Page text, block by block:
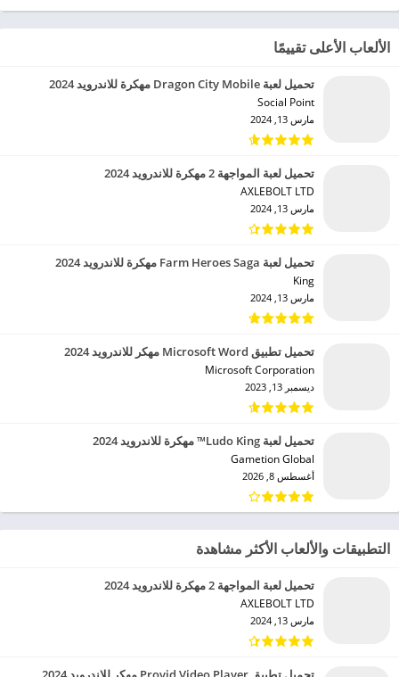
الألعاب الأعلى تقييمًا
تحميل لعبة Dragon City Mobile مهكرة للاندرويد 2024
Social Point‏
مارس 13, 2024
تحميل لعبة المواجهة 2 مهكرة للاندرويد 2024
AXLEBOLT LTD‏
مارس 13, 2024
تحميل لعبة Farm Heroes Saga مهكرة للاندرويد 2024
King‏
مارس 13, 2024
تحميل تطبيق Microsoft Word مهكر للاندرويد 2024
Microsoft Corporation‏
ديسمبر 13, 2023
تحميل لعبة Ludo King™ مهكرة للاندرويد 2024
Gametion Global‏
أغسطس 8, 2026
التطبيقات والألعاب الأكثر مشاهدة
تحميل لعبة المواجهة 2 مهكرة للاندرويد 2024
AXLEBOLT LTD‏
مارس 13, 2024